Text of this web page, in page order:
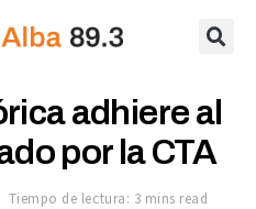
adhiere al
por la CTA
Tiempo de lectura: 3 mins read